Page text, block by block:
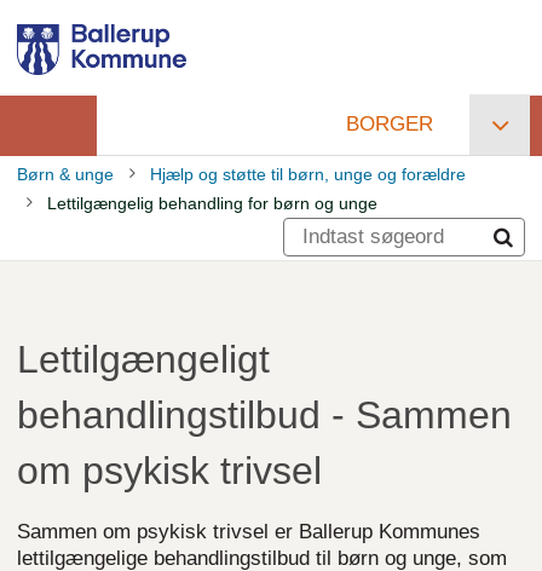
hovedindhold
Primær
navigation
BORGER
Brødkrumme
Børn & unge
Hjælp og støtte til børn, unge og forældre
Lettilgængelig behandling for børn og unge
Lettilgængeligt
behandlingstilbud - Sammen
om psykisk trivsel
Sammen om psykisk trivsel er Ballerup Kommunes
lettilgængelige behandlingstilbud til børn og unge, som